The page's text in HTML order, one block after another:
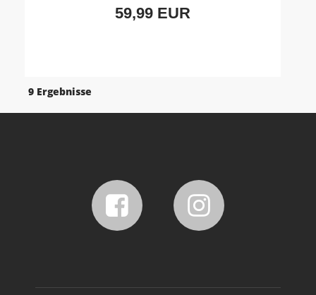
59,99 EUR
9 Ergebnisse